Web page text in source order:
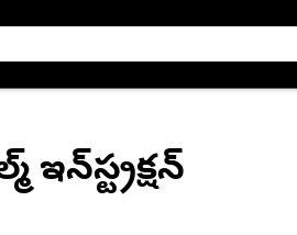
ఇన్‌స్ట్రక్షన్